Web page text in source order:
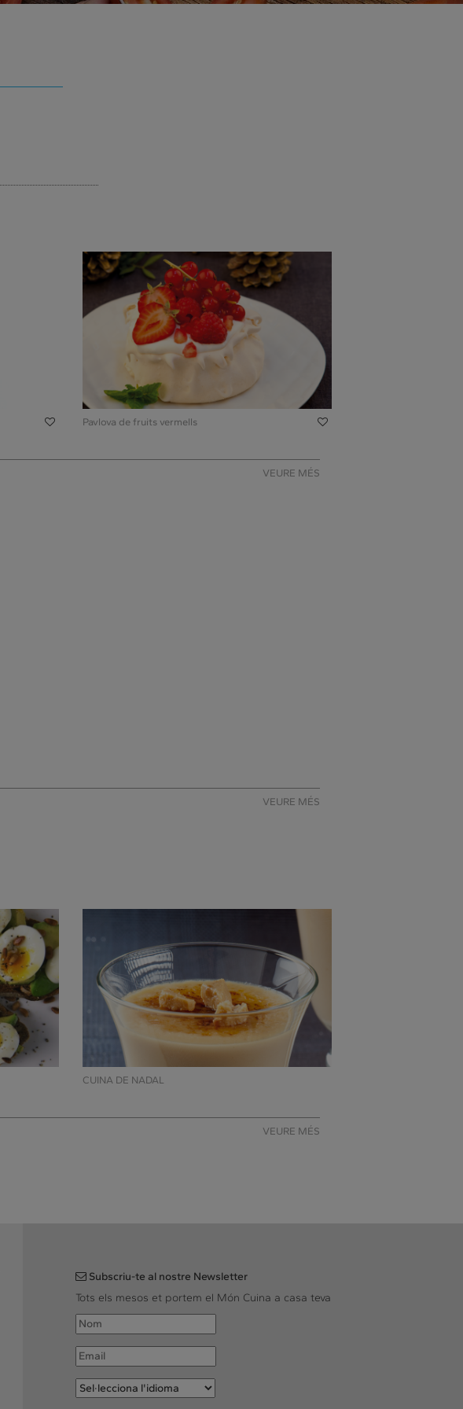
Pavlova de fruits vermells
VEURE MÉS
VEURE MÉS
CUINA DE NADAL
VEURE MÉS
Subscriu-te al nostre Newsletter
Tots els mesos et portem el Món Cuina a casa teva